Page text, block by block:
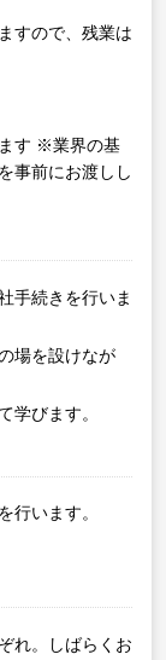
すので、残業は
す ※業界の基
事前にお渡しし
手続きを行いま
場を設けなが
学びます。
行います。
れ。しばらくお